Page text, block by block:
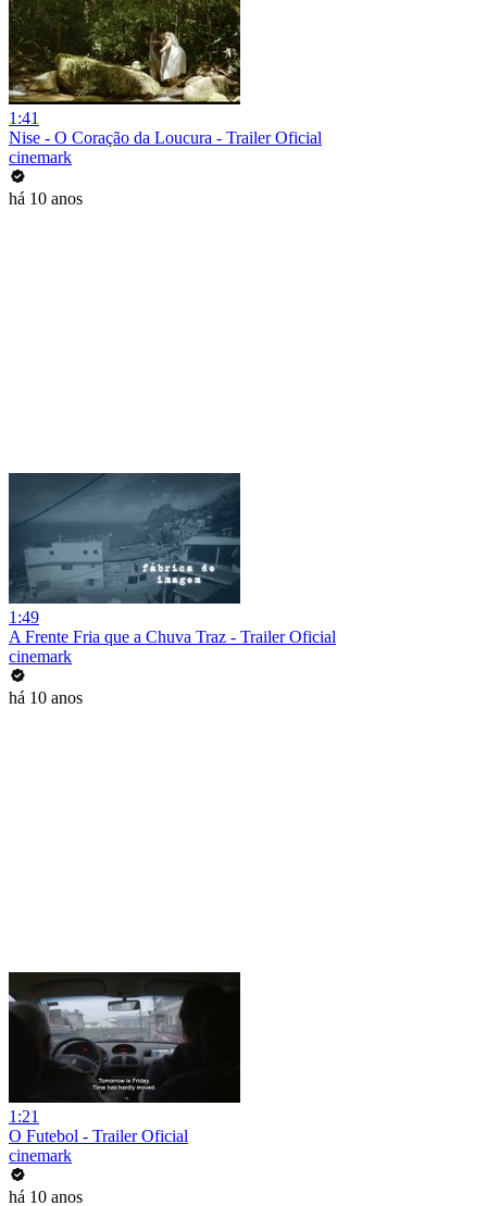
1:41
Nise - O Coração da Loucura - Trailer Oficial
cinemark
há 10 anos
1:49
A Frente Fria que a Chuva Traz - Trailer Oficial
cinemark
há 10 anos
1:21
O Futebol - Trailer Oficial
cinemark
há 10 anos